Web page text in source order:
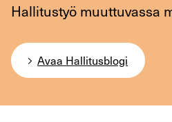
Hallitustyö muuttuvassa
Avaa Hallitusblogi